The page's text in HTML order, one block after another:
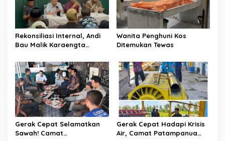
o
s
Rekonsiliasi Internal, Andi
Bau Malik Karaengta
Pertemuan Darurat Tokoh
Adat Gowa
Wanita Penghuni Kos
Ditemukan Tewas
Gerak Cepat Selamatkan
Sawah! Camat
Gerak Cepat Hadapi Krisis
Air, Camat Patampanua